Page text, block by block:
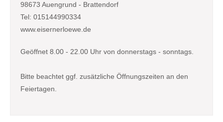
98673 Auengrund - Brattendorf
Tel: 015144990334
www.eisernerloewe.de
Geöffnet 8.00 - 22.00 Uhr von donnerstags - sonntags.
Bitte beachtet ggf. zusätzliche Öffnungszeiten an den
Feiertagen.